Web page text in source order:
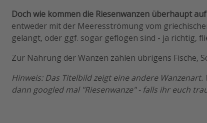
Doch wie kommen die Riesenwanzen überhaupt
entweder mit der Meeresströmung vom
gelangt, oder ggf. sogar geflogen sind - ja richtig,
Zur Nahrung der Wanzen zählen übrigens Fische,
Hinweis: Das Titelbild zeigt eine andere
dann googled mal "Riesenwanze" - falls ihr euch